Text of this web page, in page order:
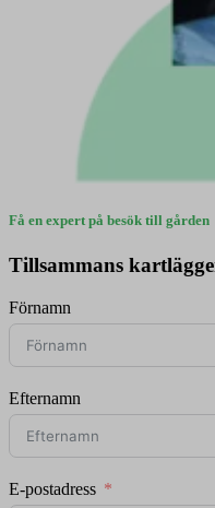
Få en expert på besök till gården
Tillsammans
Förnamn
Efternamn
E-postadress